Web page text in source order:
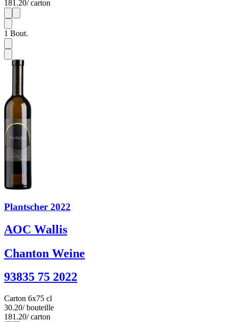
181.20/ carton
1
1 Bout.
Plantscher 2022
AOC Wallis
Chanton Weine
93835 75 2022
Carton 6x75 cl
30.20/ bouteille
181.20/ carton